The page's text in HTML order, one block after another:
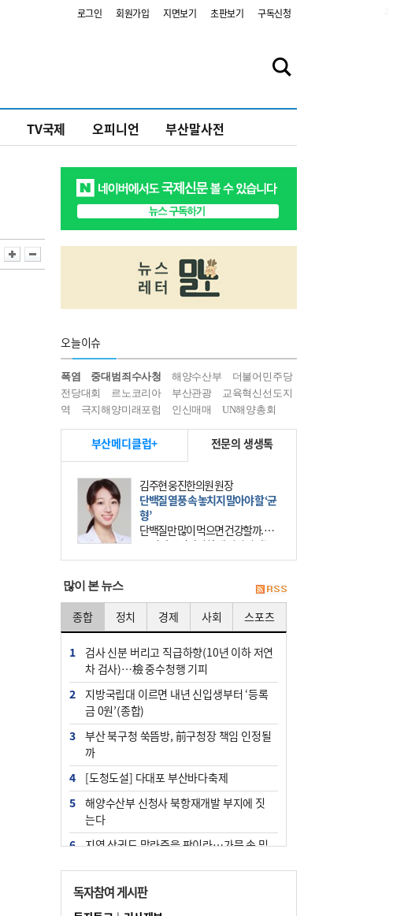
로그인 회원가입 지면보기 초판보기 구독신청
TV국제 오피니언 부산말사전
오늘이슈
폭염 중대범죄수사청 해양수산부
더불어민주당
전당대회
르노코리아 부산관광
교육혁신선도지
역
극지해양미래포럼 인신매매 UN해양총회
부산메디클럽+ 전문의 생생톡
김주현 웅진한의원 원장
단백질 열풍 속 놓치지 말아야 할 ‘균
형’
단백질만 많이 먹으면 건강할까. 요
즘 건강을 이야기할 때 빠지지 않는
키워드가 단백질이다. 헬스장을 다니
많이 본 뉴스
종합 정치 경제 사회 스포츠
1
검사 신분 버리고 직급하향(10년 이하 저연
차 검사)…檢 중수청행 기피
2
지방국립대 이르면 내년 신입생부터 ‘등록
금 0원’(종합)
3
부산 북구청 쑥뜸방, 前구청장 책임 인정될
까
4
[도청도설] 다대포 부산바다축제
5
해양수산부 신청사 북항재개발 부지에 짓
는다
6
지역 상권도 말라죽을 판이라…가뭄 속 밀
7
법원, 단차 논란 북항 복합환승센터 공사중
지 관련 현장검증
독자참여 게시판